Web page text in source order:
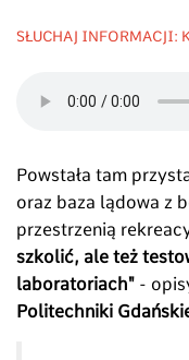
SŁUCHAJ INFORMACJI:
Powstała tam
oraz baza lądowa z
przestrzenią
szkolić, ale też
laboratoriach" -
Politechniki